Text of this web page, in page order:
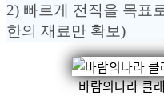
2) 빠르게 전직을 목표
한의 재료만 확보)
바람의나라